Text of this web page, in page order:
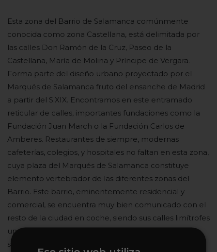
Esta zona del Barrio de Salamanca comúnmente
conocida como zona Castellana, está delimitada por
las calles Don Ramón de la Cruz, Paseo de la
Castellana, María de Molina y Príncipe de Vergara.
Forma parte del diseño urbano proyectado por el
Marqués de Salamanca fruto del ensanche de Madrid
a partir del S.XIX. Encontramos en este entramado
reticular de calles, importantes fundaciones como la
Fundación Juan March o la Fundación Carlos de
Amberes. Restaurantes de siempre, modernas
cafeterías, colegios, y hospitales no faltan en esta zona,
cuya plaza del Marqués de Salamanca constituye
elemento vertebrador de las diferentes zonas del
Barrio. Este barrio, eminentemente residencial y
comercial, se encuentra muy bien comunicado con el
resto de la ciudad en coche, siendo sus calles limítrofes
unas de las arterias más importante de la ciudad con
salida hacia el aeropuerto y el norte de la capital.